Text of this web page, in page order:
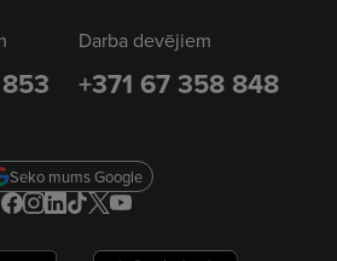
Darba devējiem
+371 67 358 848
Seko mums Google